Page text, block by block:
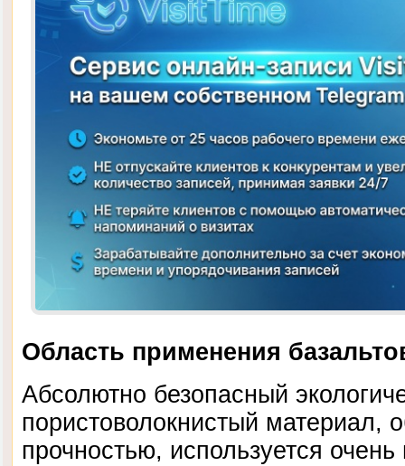
Область применения
Абсолютно безопасный
пористоволокнистый материал,
прочностью, используется